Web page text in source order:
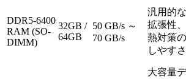
DDR5-6400
RAM (SO-
DIMM)
32GB /
64GB
50 GB/s ～
70 GB/s
汎用的な
拡張性、
熱対策の
しやすさ
大容量デ